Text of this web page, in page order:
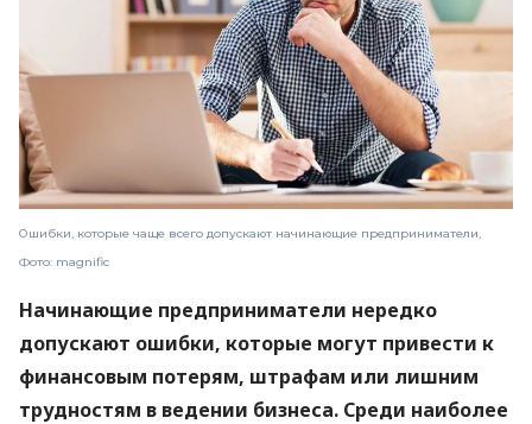
Ошибки, которые чаще всего допускают начинающие предприниматели,
Фото: magnific
Начинающие предприниматели нередко
допускают ошибки, которые могут привести к
финансовым потерям, штрафам или лишним
трудностям в ведении бизнеса. Среди наиболее